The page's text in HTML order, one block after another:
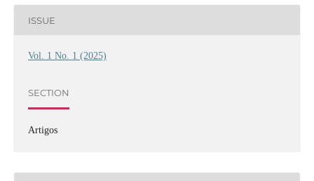
ISSUE
Vol. 1 No. 1 (2025)
SECTION
Artigos